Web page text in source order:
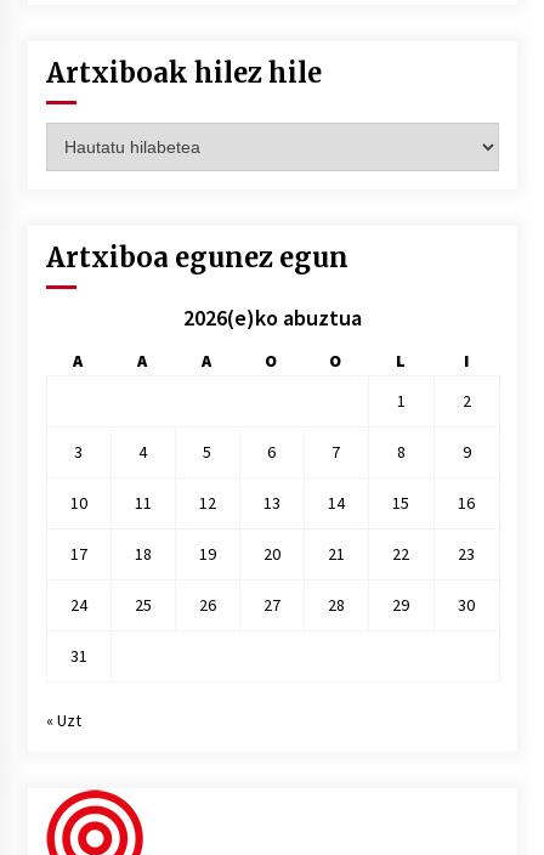
Artxiboak hilez hile
hilez
Artxiboa egunez egun
2026(e)ko abuztua
A A A O O L
I
1
2
3 4 5 6 7 8 9
10 11 12 13 14 15 16
17 18 19 20 21 22 23
24 25 26 27 28 29 30
31
« Uzt